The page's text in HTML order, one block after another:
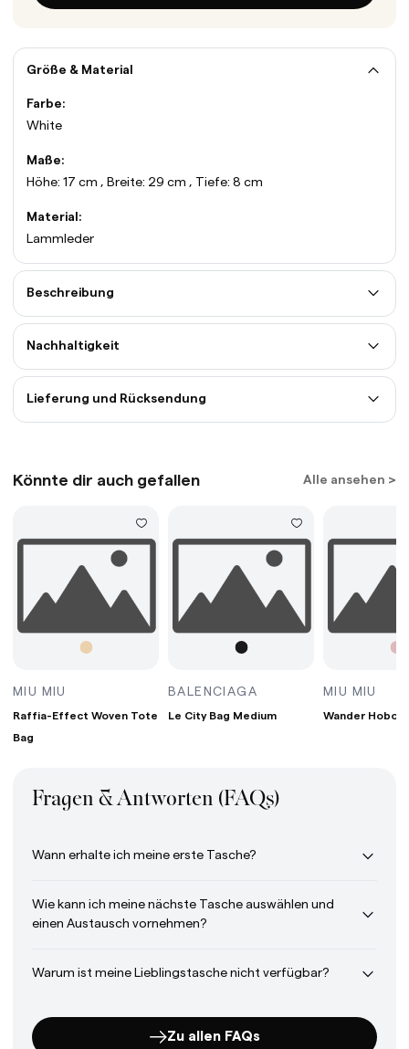
Größe & Material
Farbe:
White
Maße:
Höhe: 17 cm , Breite: 29 cm , Tiefe: 8 cm
Material:
Lammleder
Beschreibung
Nachhaltigkeit
Lieferung und Rücksendung
Könnte dir auch gefallen Alle ansehen >
MINI BORDEAUX
MIU MIU RAFFIA-EFFECT WOVEN TOTE BAG WHITE/TAN/
Raffia-Effect Woven Tote
Bag
BALENCIAGA LE CITY BAG
Le City Bag Medium
MIU MIU
Wander Hobo
Fragen & Antworten (FAQs)
Wann erhalte ich meine erste Tasche?
Wie kann ich meine nächste Tasche auswählen und
einen Austausch vornehmen?
Warum ist meine Lieblingstasche nicht verfügbar?
Zu allen FAQs